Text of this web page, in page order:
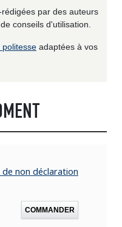
rédigées par des auteurs
conseils d'utilisation.
politesse adaptées à vos
non déclaration
COMMANDER